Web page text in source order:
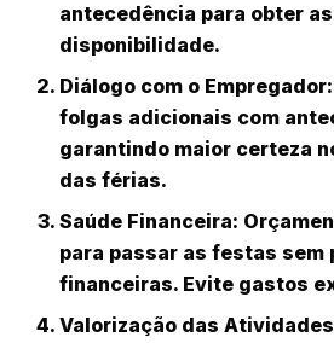
antecedência para obter
disponibilidade.
Diálogo com o Empregador:
folgas adicionais com
garantindo maior certeza
das férias.
Saúde Financeira:
para passar as festas sem
financeiras. Evite gastos
Valorização das